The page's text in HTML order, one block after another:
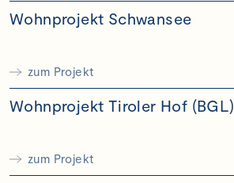
Wohnprojekt Schwansee
zum Projekt
Wohnprojekt Tiroler Hof (BGL)
zum Projekt